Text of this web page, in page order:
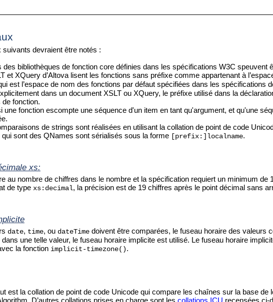
suivants devraient être notés :
des bibliothèques de fonction core définies dans les spécifications W3C speuvent
et XQuery d’Altova lisent les fonctions sans préfixe comme appartenant à
est l’espace de nom des fonctions par défaut spécifiées dans les spécifications
dans un document XSLT ou XQuery, le préfixe utilisé dans la
fonction.
une fonction escompte une séquence d'un item en tant qu'argument, et qu'une
de strings sont réalisées en utilisant la collation de point de code
qui sont des QNames sont sérialisés sous la forme [prefix:]localname.
xs:
au nombre de chiffres dans le nombre et la spécification requiert un minimum de
de type xs:decimal, la précision est de 19 chiffres après le point décimal sans
date, time, ou dateTimedoivent être comparées, le fuseau horaire des valeurs
une telle valeur, le fuseau horaire implicite est utilisé. Le fuseau horaire
la fonction implicit-timezone() .
est la collation de point de code Unicode qui compare les chaînes sur la base
D’autres collations prises en charge sont les collations ICU recensées ci-